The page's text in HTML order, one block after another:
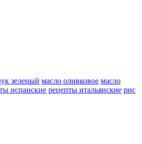
зеленый масло оливковое масло
испанские рецепты итальянские рис